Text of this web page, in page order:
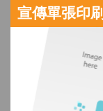
宣傳單張印刷